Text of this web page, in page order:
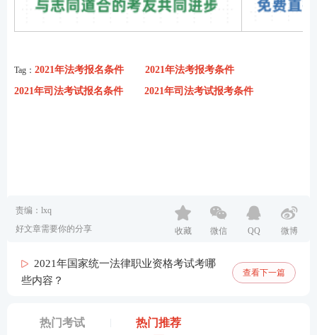
Tag： 2021年法考报名条件
2021年法考报考条件
2021年司法考试报名条件
2021年司法考试报考条件
责编：lxq
好文章需要你的分享
收藏 微信 QQ 微博
2021年国家统一法律职业资格考试考哪
些内容？
查看下一篇
热门考试 热门推荐